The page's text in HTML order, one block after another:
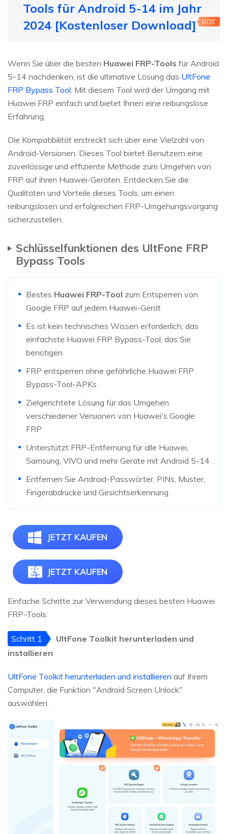
Tools für Android 5-14 im Jahr
2024 [Kostenloser Download]
HOT
Wenn Sie über die besten Huawei FRP-Tools für Android
5-14 nachdenken, ist die ultimative Lösung das UltFone
FRP Bypass Tool. Mit diesem Tool wird der Umgang mit
Huawei FRP einfach und bietet Ihnen eine reibungslose
Erfahrung.
Die Kompatibilität erstreckt sich über eine Vielzahl von
Android-Versionen. Dieses Tool bietet Benutzern eine
zuverlässige und effiziente Methode zum Umgehen von
FRP auf ihren Huawei-Geräten. Entdecken Sie die
Qualitäten und Vorteile dieses Tools, um einen
reibungslosen und erfolgreichen FRP-Umgehungsvorgang
sicherzustellen.
Schlüsselfunktionen des UltFone FRP
Bypass Tools
Bestes Huawei FRP-Tool zum Entsperren von
Google FRP auf jedem Huawei-Gerät
Es ist kein technisches Wissen erforderlich; das
einfachste Huawei FRP Bypass-Tool, das Sie
benötigen
FRP entsperren ohne gefährliche Huawei FRP
Bypass-Tool-APKs
Zielgerichtete Lösung für das Umgehen
verschiedener Versionen von Huawei's Google
FRP
Unterstützt FRP-Entfernung für alle Huawei,
Samsung, VIVO und mehr Geräte mit Android 5-14
Entfernen Sie Android-Passwörter, PINs, Muster,
Fingerabdrücke und Gesichtserkennung
JETZT KAUFEN
JETZT KAUFEN
Einfache Schritte zur Verwendung dieses besten Huawei
FRP-Tools:
Schritt 1
UltFone Toolkit herunterladen und
installieren
UltFone Toolkit herunterladen und installieren auf Ihrem
Computer, die Funktion "Android Screen Unlock"
auswählen.